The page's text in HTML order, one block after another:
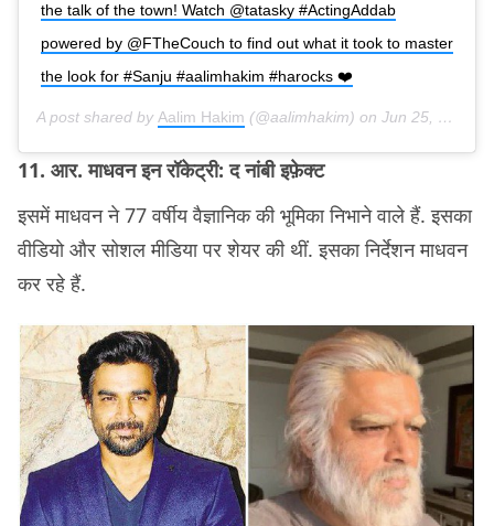
the talk of the town! Watch @tatasky #ActingAddab
powered by @FTheCouch to find out what it took to master
the look for #Sanju #aalimhakim #harocks ❤️
A post shared by Aalim Hakim (@aalimhakim) on Jun 25, 2018 at 3:21am PDT
11. आर. माधवन इन रॉकेट्री: द नांबी इफ़ेक्ट
इसमें माधवन ने 77 वर्षीय वैज्ञानिक की भूमिका निभाने वाले हैं. इसका
वीडियो और सोशल मीडिया पर शेयर की थीं. इसका निर्देशन माधवन
कर रहे हैं.